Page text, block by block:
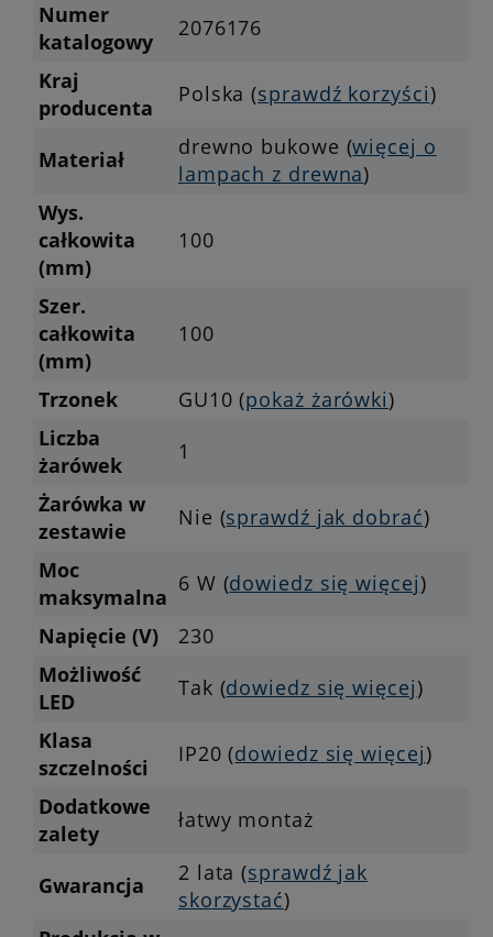
Numer
katalogowy
2076176
Kraj
producenta
Polska (sprawdź korzyści)
Materiał drewno bukowe (więcej o
lampach z drewna)
Wys.
całkowita
(mm)
100
Szer.
całkowita
(mm)
100
Trzonek GU10 (pokaż żarówki)
Liczba
żarówek
1
Żarówka w
zestawie
Nie (sprawdź jak dobrać)
Moc
maksymalna
6 W (dowiedz się więcej)
Napięcie (V)
230
Możliwość
LED
Tak (dowiedz się więcej)
Klasa
szczelności
IP20 (dowiedz się więcej)
Dodatkowe
zalety
łatwy montaż
Gwarancja 2 lata (sprawdź jak
skorzystać)